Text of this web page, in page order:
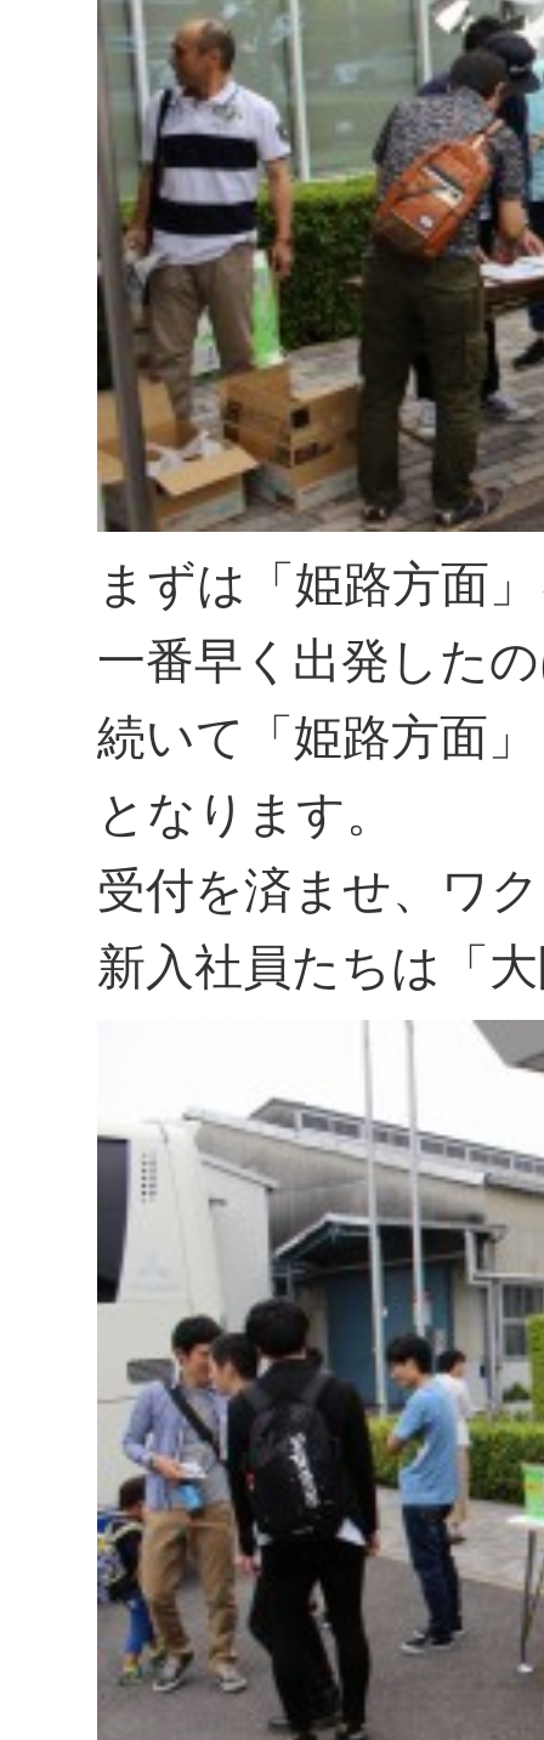
まずは「姫路方面
一番早く出発した
続いて「姫路方面
となります。
受付を済ませ、ワ
新入社員たちは「